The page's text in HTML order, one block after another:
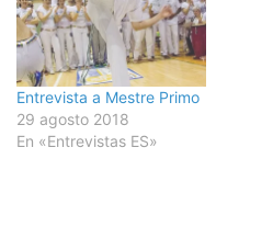
Entrevista a Mestre Primo
29 agosto 2018
En «Entrevistas ES»